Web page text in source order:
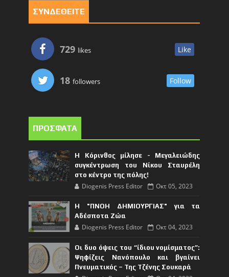
ΣΥΝΔΕΘΕΙΤΕ
729 likes Like
18 followers Follow
ΠΡΟΣΦΑΤΑ
Η Κόρινθος μίλησε - Μεγαλειώδης
συγκέντρωση του Νίκου Σταυρέλη
στο κέντρο της πόλης!
Diogenis Press Editor Οκτ 05, 2023
Η "ΠΝΟΗ ΔΗΜΙΟΥΡΓΙΑΣ" για τα
Αδέσποτα Ζώα
Diogenis Press Editor Οκτ 04, 2023
Οι δυο όψεις του “ίδιου νομίσματος”:
Ψηφίζεις Νανόπουλο και βγαίνει
Πνευματικός – Της Τζένης Σουκαρά